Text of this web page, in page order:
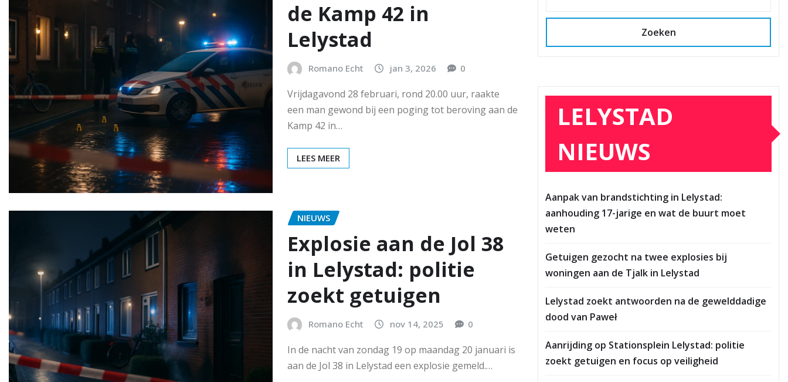
de Kamp 42 in
Lelystad
Romano Echt jan 3, 2026 0
Vrijdagavond 28 februari, rond 20.00 uur, raakte
een man gewond bij een poging tot beroving aan de
Kamp 42 in…
LEES MEER
NIEUWS
Explosie aan de Jol 38
in Lelystad: politie
zoekt getuigen
Romano Echt nov 14, 2025 0
In de nacht van zondag 19 op maandag 20 januari is
aan de Jol 38 in Lelystad een explosie gemeld.…
Zoeken
LELYSTAD
NIEUWS
Aanpak van brandstichting in Lelystad:
aanhouding 17-jarige en wat de buurt moet
weten
Getuigen gezocht na twee explosies bij
woningen aan de Tjalk in Lelystad
Lelystad zoekt antwoorden na de gewelddadige
dood van Paweł
Aanrijding op Stationsplein Lelystad: politie
zoekt getuigen en focus op veiligheid